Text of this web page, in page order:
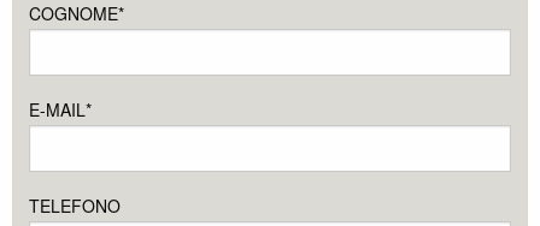
COGNOME*
E-MAIL*
TELEFONO